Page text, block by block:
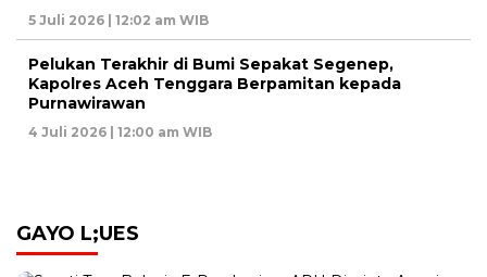
5 Juli 2026 | 12:02 am WIB
Pelukan Terakhir di Bumi Sepakat Segenep,
Kapolres Aceh Tenggara Berpamitan kepada
Purnawirawan
4 Juli 2026 | 12:00 am WIB
GAYO L;UES